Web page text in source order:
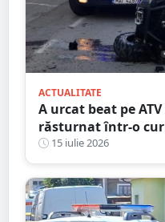
ACTUALITATE
A urcat beat pe
răsturnat într-o
15 iulie 2026